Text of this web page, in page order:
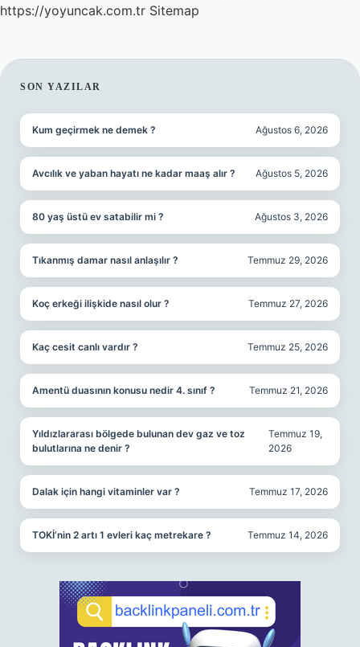
https://yoyuncak.com.tr Sitemap
SIDEBAR
SON YAZILAR
Kum geçirmek ne demek ? Ağustos 6, 2026
Avcılık ve yaban hayatı ne kadar maaş alır ? Ağustos 5, 2026
80 yaş üstü ev satabilir mi ? Ağustos 3, 2026
Tıkanmış damar nasıl anlaşılır ? Temmuz 29, 2026
Koç erkeği ilişkide nasıl olur ? Temmuz 27, 2026
Kaç cesit canlı vardır ? Temmuz 25, 2026
Amentü duasının konusu nedir 4. sınıf ? Temmuz 21, 2026
Yıldızlararası bölgede bulunan dev gaz ve toz
bulutlarına ne denir ?
Temmuz 19,
2026
Dalak için hangi vitaminler var ? Temmuz 17, 2026
TOKİ’nin 2 artı 1 evleri kaç metrekare ? Temmuz 14, 2026